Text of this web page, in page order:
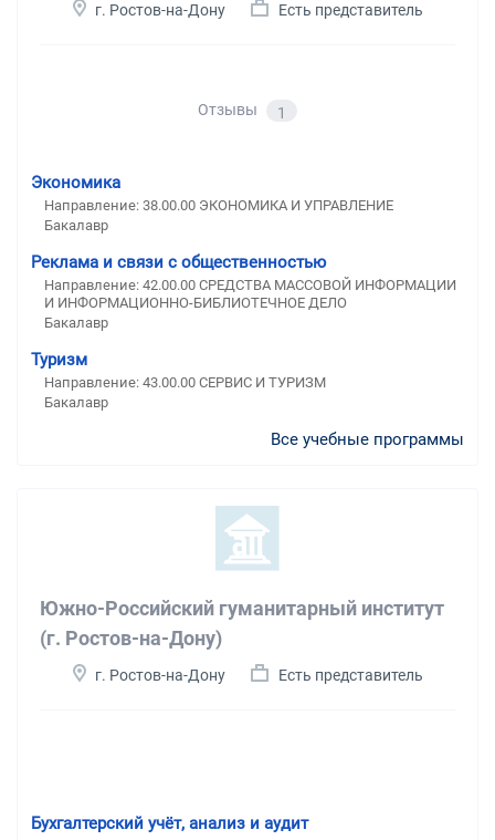
г. Ростов-на-Дону Есть представитель
Отзывы 1
Экономика
Направление: 38.00.00 ЭКОНОМИКА И УПРАВЛЕНИЕ
Бакалавр
Реклама и связи с общественностью
Направление: 42.00.00 СРЕДСТВА МАССОВОЙ ИНФОРМАЦИИ
И ИНФОРМАЦИОННО-БИБЛИОТЕЧНОЕ ДЕЛО
Бакалавр
Туризм
Направление: 43.00.00 СЕРВИС И ТУРИЗМ
Бакалавр
Все учебные программы
Южно-Российский гуманитарный институт
(г. Ростов-на-Дону)
г. Ростов-на-Дону Есть представитель
Бухгалтерский учёт, анализ и аудит